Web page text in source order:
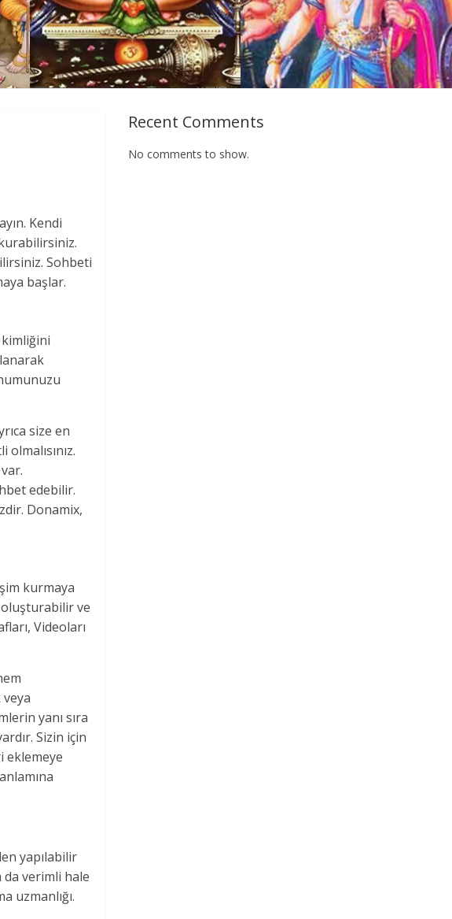
Kendi
Sohbeti
başlar.
size en
edebilir.
Donamix,
kurmaya
oluşturabilir ve
Videoları
yanı sıra
Sizin için
eklemeye
yapılabilir
da verimli hale
uzmanlığı.
Recent Comments
No comments to show.